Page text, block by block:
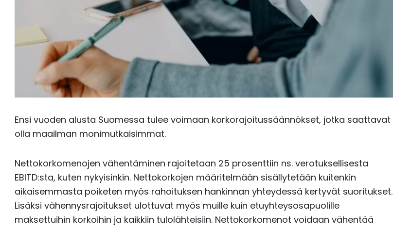
Ensi vuoden alusta Suomessa tulee voimaan korkorajoitussäännökset, jotka saattavat
olla maailman monimutkaisimmat.
Nettokorkomenojen vähentäminen rajoitetaan 25 prosenttiin ns. verotuksellisesta
EBITD:sta, kuten nykyisinkin. Nettokorkojen määritelmään sisällytetään kuitenkin
aikaisemmasta poiketen myös rahoituksen hankinnan yhteydessä kertyvät suoritukset.
Lisäksi vähennysrajoitukset ulottuvat myös muille kuin etuyhteysosapuolille
maksettuihin korkoihin ja kaikkiin tulolähteisiin. Nettokorkomenot voidaan vähentää